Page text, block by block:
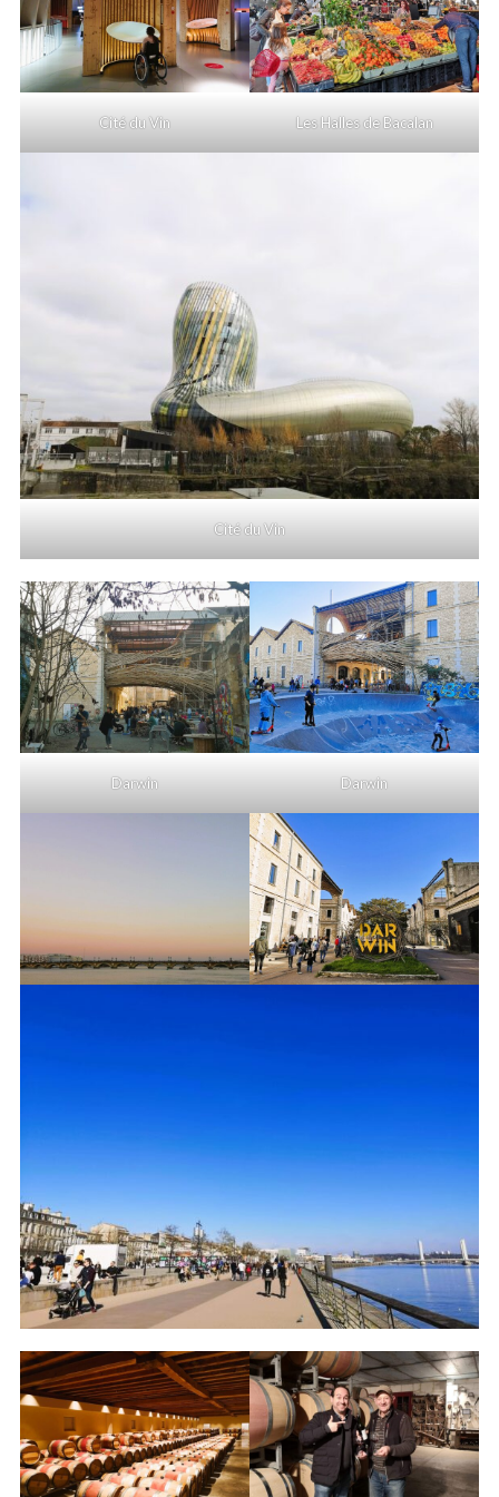
Cité du Vin Les Halles de Bacalan
Cité du Vin
Darwin Darwin